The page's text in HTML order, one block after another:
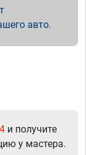
авто.
и получите
у мастера.